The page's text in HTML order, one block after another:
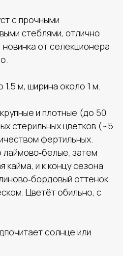
с прочными
стеблями, отлично
от селекционера
1,5 м, ширина около 1 м.
и плотные (до 50
стерильных цветков (~5
фертильных.
лаймово‑белые, затем
и к концу сезона
оттенок
Цветёт обильно, с
солнце или